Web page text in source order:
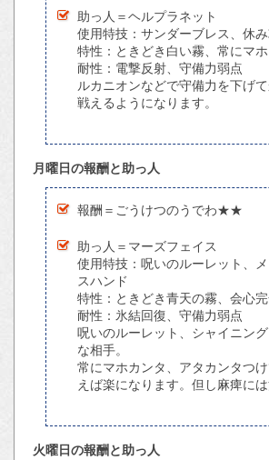
助っ人＝ヘルプラネット
使用特技：サンダーブレス、休
特性：ときどき白い霧、常にマ
耐性：電撃反射、守備力弱点
ルカニオンなどで守備力を下げ
戦えるようになります。
月曜日の報酬と助っ人
報酬＝ごうけつのうでわ★★
助っ人＝マーズフェイス
使用特技：呪いのルーレット、
スハンド
特性：ときどき青天の霧、会心
耐性：氷結回復、守備力弱点
呪いのルーレット、シャイニン
な相手。
常にマホカンタ、アタカンタつ
えば楽になります。但し麻痺には
火曜日の報酬と助っ人